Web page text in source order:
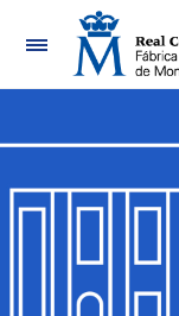
Erakutsi/
Erakutsi/